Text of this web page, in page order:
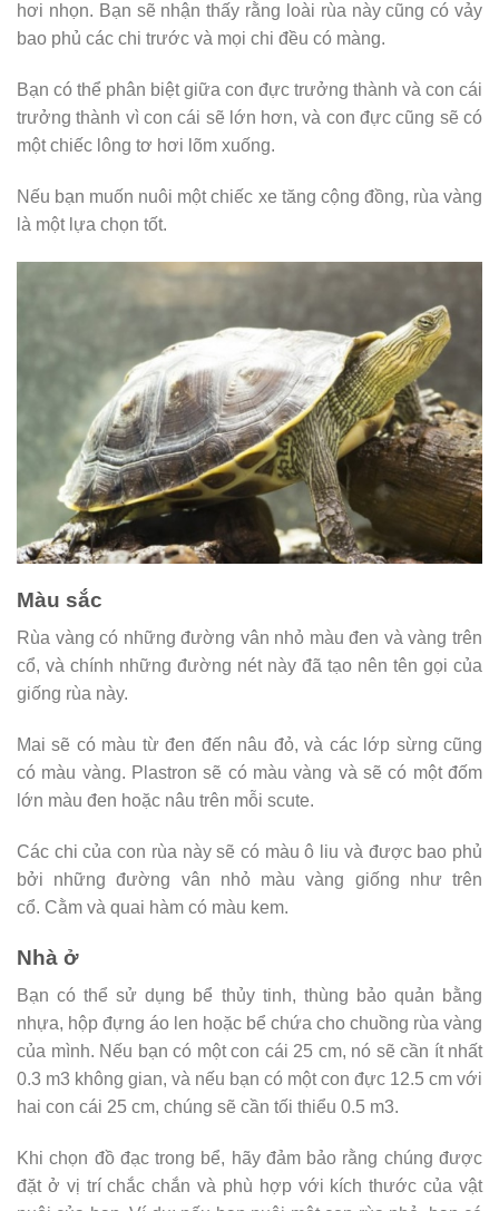
hơi nhọn. Bạn sẽ nhận thấy rằng loài rùa này cũng có vảy
bao phủ các chi trước và mọi chi đều có màng.
Bạn có thể phân biệt giữa con đực trưởng thành và con cái
trưởng thành vì con cái sẽ lớn hơn, và con đực cũng sẽ có
một chiếc lông tơ hơi lõm xuống.
Nếu bạn muốn nuôi một chiếc xe tăng cộng đồng, rùa vàng
là một lựa chọn tốt.
Màu sắc
Rùa vàng có những đường vân nhỏ màu đen và vàng trên
cổ, và chính những đường nét này đã tạo nên tên gọi của
giống rùa này.
Mai sẽ có màu từ đen đến nâu đỏ, và các lớp sừng cũng
có màu vàng. Plastron sẽ có màu vàng và sẽ có một đốm
lớn màu đen hoặc nâu trên mỗi scute.
Các chi của con rùa này sẽ có màu ô liu và được bao phủ
bởi những đường vân nhỏ màu vàng giống như trên
cổ. Cằm và quai hàm có màu kem.
Nhà ở
Bạn có thể sử dụng bể thủy tinh, thùng bảo quản bằng
nhựa, hộp đựng áo len hoặc bể chứa cho chuồng rùa vàng
của mình. Nếu bạn có một con cái 25 cm, nó sẽ cần ít nhất
0.3 m3 không gian, và nếu bạn có một con đực 12.5 cm với
hai con cái 25 cm, chúng sẽ cần tối thiểu 0.5 m3.
Khi chọn đồ đạc trong bể, hãy đảm bảo rằng chúng được
đặt ở vị trí chắc chắn và phù hợp với kích thước của vật